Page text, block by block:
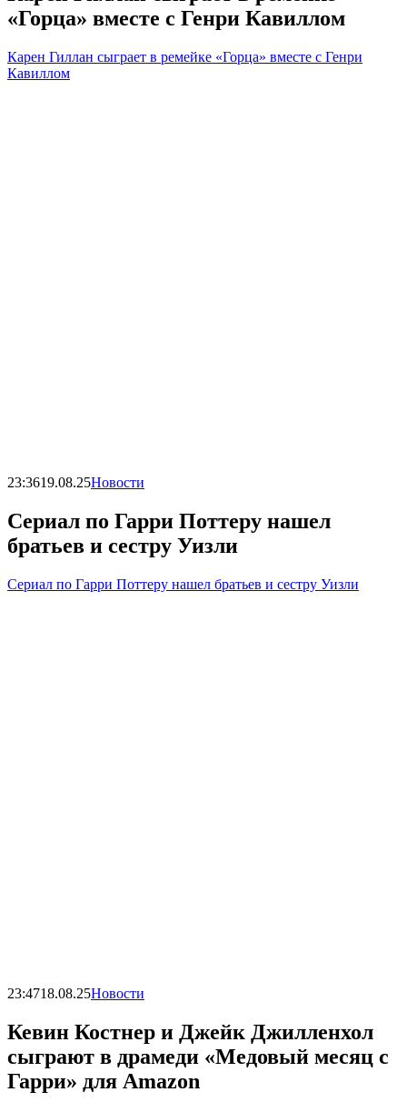
«Горца» вместе с Генри Кавиллом
Карен Гиллан сыграет в ремейке «Горца» вместе с Генри
Кавиллом
23:3619.08.25Новости
Сериал по Гарри Поттеру нашел
братьев и сестру Уизли
Сериал по Гарри Поттеру нашел братьев и сестру Уизли
23:4718.08.25Новости
Кевин Костнер и Джейк Джилленхол
сыграют в драмеди «Медовый месяц с
Гарри» для Amazon